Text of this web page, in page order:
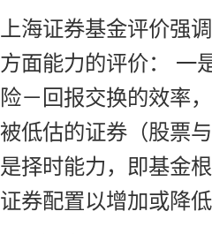
上海证券基金评价强
方面能力的评价： 一
险－回报交换的效率
被低估的证券（股票
是择时能力，即基金
证券配置以增加或降